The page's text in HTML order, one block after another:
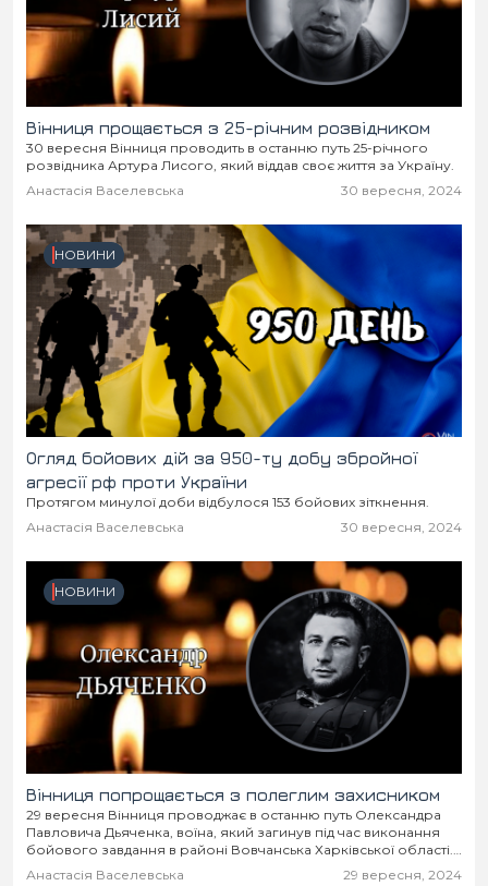
В кулуарах
Місто
Життя
Конфлікти
Партнери
Спорт
Історія
Спорт
Футбол
Контакти
Підписатись на нас у Telegram
Вінниця прощається з 25-річним розвідником
30 вересня Вінниця проводить в останню путь 25-річного
розвідника Артура Лисого, який віддав своє життя за Україну.
Анастасія Васелевська
30 вересня, 2024
НОВИНИ
Огляд бойових дій за 950-ту добу збройної
агресії рф проти України
Протягом минулої доби відбулося 153 бойових зіткнення.
Анастасія Васелевська
30 вересня, 2024
НОВИНИ
Вінниця попрощається з полеглим захисником
29 вересня Вінниця проводжає в останню путь Олександра
Павловича Дьяченка, воїна, який загинув під час виконання
бойового завдання в районі Вовчанська Харківської області.
Йому було лише 41 рік.
Анастасія Васелевська 29 вересня, 2024